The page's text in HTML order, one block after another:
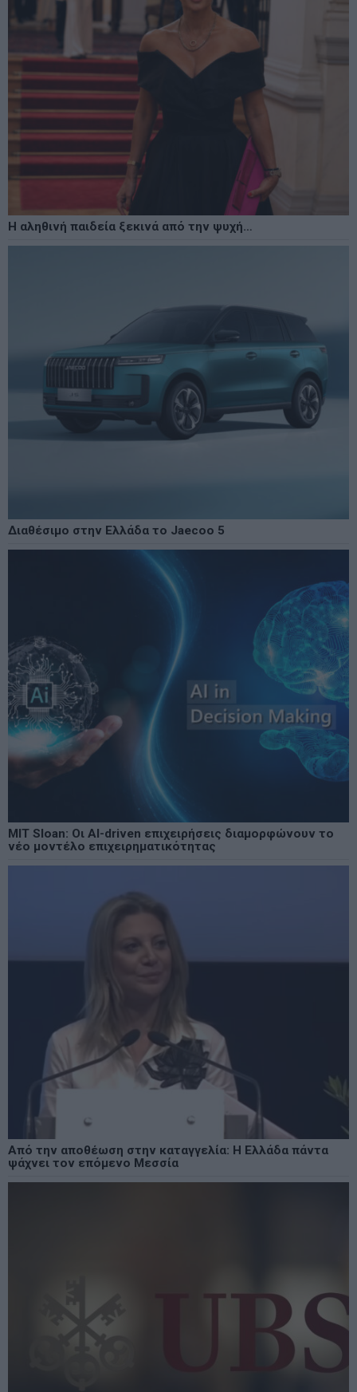
Η αληθινή παιδεία ξεκινά από την ψυχή…
Διαθέσιμο στην Ελλάδα το Jaecoo 5
MIT Sloan: Οι AI-driven επιχειρήσεις διαμορφώνουν το
νέο μοντέλο επιχειρηματικότητας
Από την αποθέωση στην καταγγελία: Η Ελλάδα πάντα
ψάχνει τον επόμενο Μεσσία